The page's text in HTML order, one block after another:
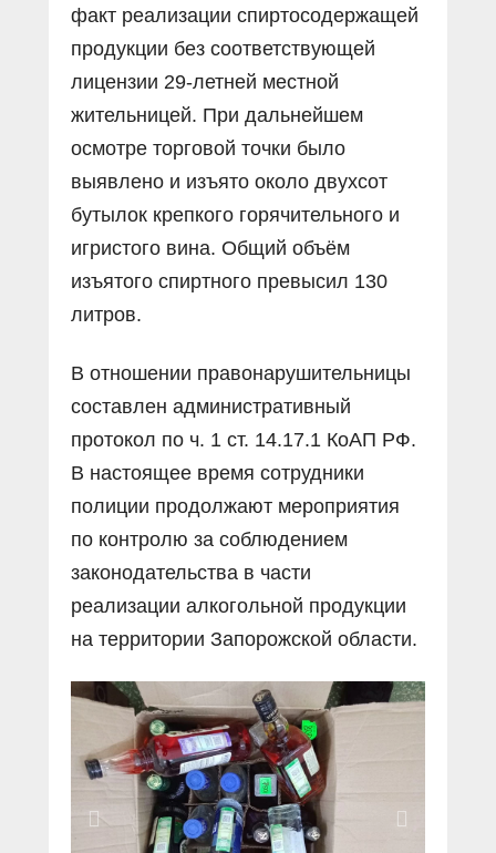
факт реализации спиртосодержащей
продукции без соответствующей
лицензии 29-летней местной
жительницей. При дальнейшем
осмотре торговой точки было
выявлено и изъято около двухсот
бутылок крепкого горячительного и
игристого вина. Общий объём
изъятого спиртного превысил 130
литров.
В отношении правонарушительницы
составлен административный
протокол по ч. 1 ст. 14.17.1 КоАП РФ.
В настоящее время сотрудники
полиции продолжают мероприятия
по контролю за соблюдением
законодательства в части
реализации алкогольной продукции
на территории Запорожской области.